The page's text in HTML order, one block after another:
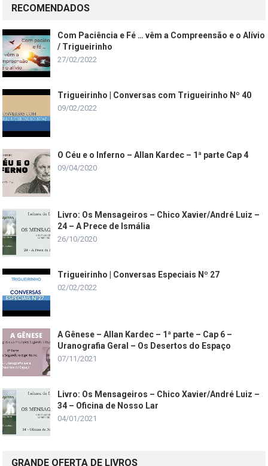
RECOMENDADOS
Com Paciência e Fé … vêm a Compreensão e o Alívio
/ Trigueirinho
27/02/2022
Trigueirinho | Conversas com Trigueirinho Nº 40
09/02/2022
O Céu e o Inferno – Allan Kardec – 1ª parte Cap 4
09/04/2020
Livro: Os Mensageiros – Chico Xavier/André Luiz –
24 – A Prece de Ismália
26/10/2020
Trigueirinho | Conversas Especiais Nº 27
02/02/2022
A Gênese – Allan Kardec – 1ª parte – Cap 6 –
Uranografia Geral – Os Desertos do Espaço
07/11/2021
Livro: Os Mensageiros – Chico Xavier/André Luiz –
34 – Oficina de Nosso Lar
04/01/2021
GRANDE OFERTA DE LIVROS